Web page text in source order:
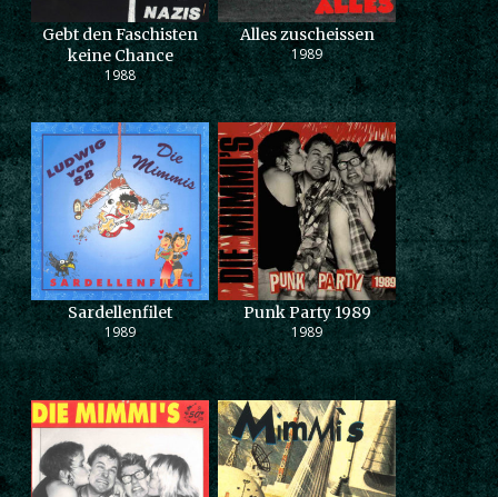
Gebt den Faschisten
keine Chance
1988
Alles zuscheissen
1989
Sardellenfilet
1989
Punk Party 1989
1989